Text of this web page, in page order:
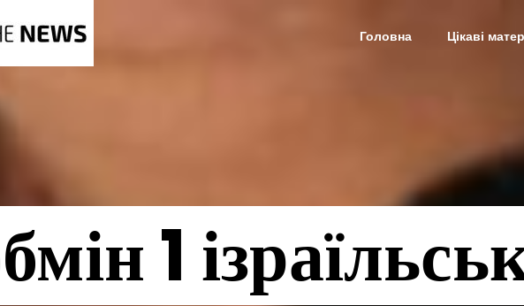
Головна Цікаві
1